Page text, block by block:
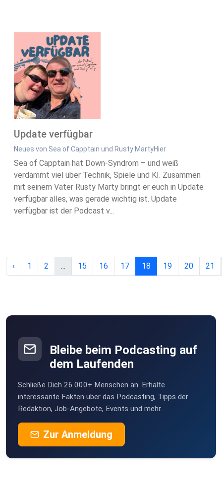
Update verfügbar
Neues von Sea of Capptain und Rusty MartyHier
Sea of Capptain hat Down-Syndrom – und weiß
verdammt viel über Technik, Spiele und KI. Zusammen
mit seinem Vater Rusty Marty bringt er euch in Update
verfügbar alles, was gerade wichtig ist. Update
verfügbar ist der Podcast v...
‹ 1 2 ... 15 16 17 18 19 20 21
Bleibe beim Podcasting auf
dem Laufenden
Schließe Dich 26.000+ Menschen an. Erhalte
interessante Fakten über das Podcasting, Tipps der
Redaktion, Job-Angebote, Events und mehr.
Zur Anmeldung